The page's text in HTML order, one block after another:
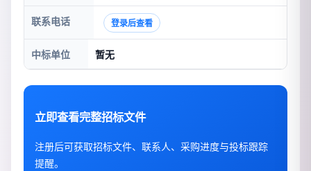
联系电话 登录后查看
中标单位 暂无
立即查看完整招标文件
注册后可获取招标文件、联系人、采购进度与投标跟踪
提醒。